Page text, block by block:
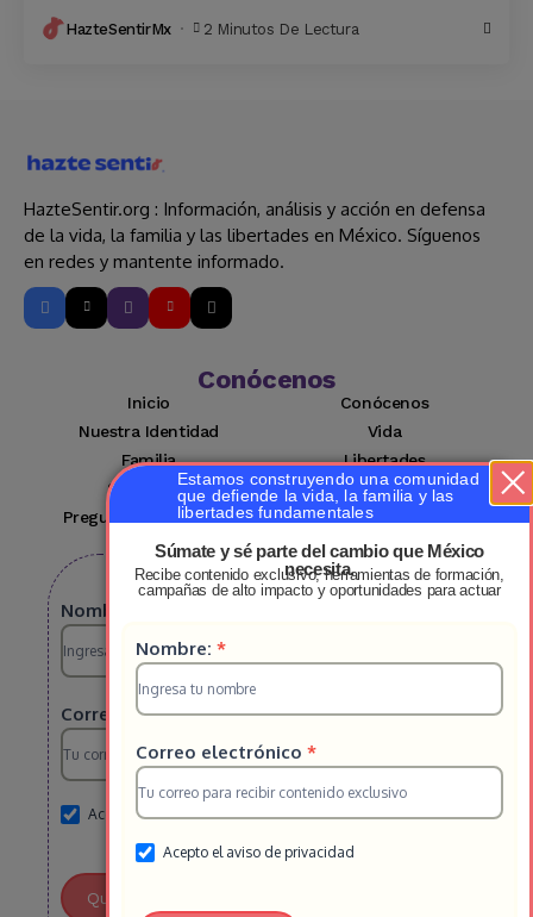
HazteSentirMx 2 Minutos De Lectura
HazteSentir.org : Información, análisis y acción en defensa
de la vida, la familia y las libertades en México. Síguenos
en redes y mantente informado.
Conócenos
Inicio
Conócenos
Nuestra Identidad
Vida
Familia
Libertades
Suscríbete
Mi cuenta
Preguntas Frecuentes
Contacto
Suscribete a nuestro boletin
Suscripcion
HS
2025
Nombre:
Correo electrónico*
Acepto el aviso de privacidad
Quiero Unirme
Estamos construyendo una comunidad
que defiende la vida, la familia y las
libertades fundamentales
Súmate y sé parte del cambio que México
necesita.
Recibe contenido exclusivo, herramientas de formación,
campañas de alto impacto y oportunidades para actuar
Suscripcion
HS
2025
Nombre: *
Correo electrónico *
Acepto el aviso de privacidad